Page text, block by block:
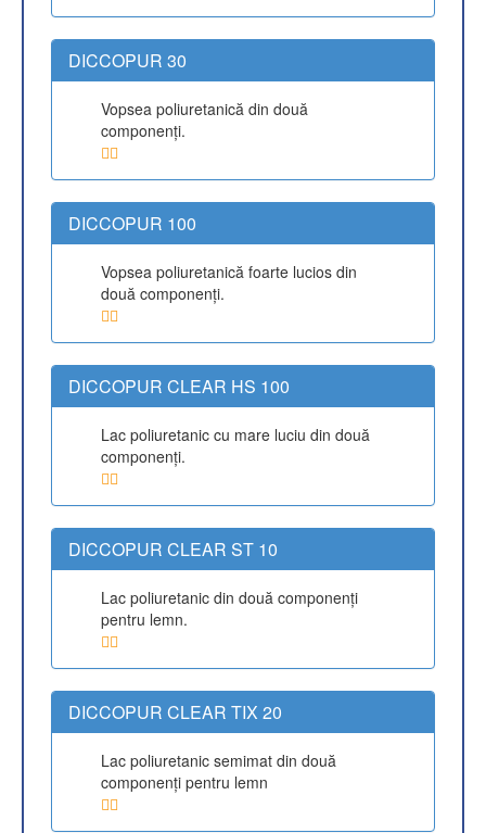
DICCOPUR 30
Vopsea poliuretanică din două
componenţi.
DICCOPUR 100
Vopsea poliuretanică foarte lucios din
două componenţi.
DICCOPUR CLEAR HS 100
Lac poliuretanic cu mare luciu din două
componenţi.
DICCOPUR CLEAR ST 10
Lac poliuretanic din două componenţi
pentru lemn.
DICCOPUR CLEAR TIX 20
Lac poliuretanic semimat din două
componenţi pentru lemn